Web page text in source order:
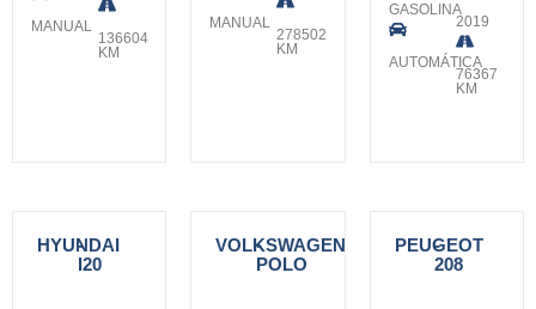
MANUAL
136604
KM
MANUAL
278502
KM
GASOLINA
AUTOMÁTICA
2019
76367
KM
HYUNDAI
-
I20
VOLKSWAGEN
-
POLO
PEUGEOT
-
208